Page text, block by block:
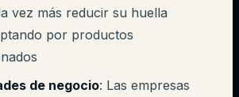
vez más reducir su huella
por productos
de negocio: Las empresas